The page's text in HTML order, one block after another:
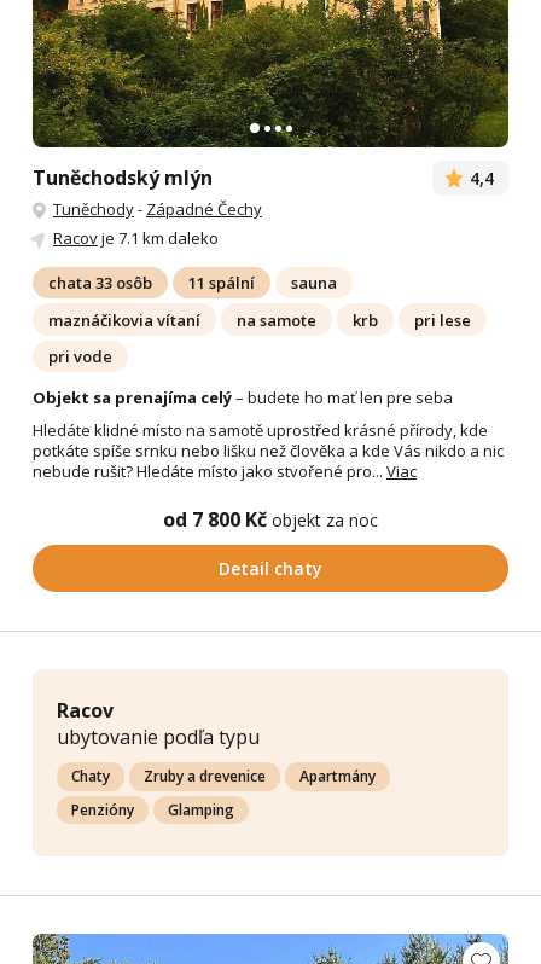
Tuněchodský mlýn 4,4
Tuněchody- Západné Čechy
Racovje 7.1 km daleko
chata 33 osôb 11 spální
sauna
maznáčikovia vítaní
na samote krb
pri lese
pri vode
Objekt sa prenajíma celý– budete ho mať len pre seba
Hledáte klidné místo na samotě uprostřed krásné přírody, kde
potkáte spíše srnku nebo lišku než člověka a kde Vás nikdo a nic
nebude rušit? Hledáte místo jako stvořené pro... Viac
od 7 800 Kč objekt za noc
Detail chaty
Racov
ubytovanie podľa typu
Chaty Zruby a drevenice
Apartmány
Penzióny
Glamping